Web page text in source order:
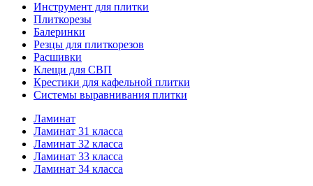
Инструмент для плитки
Плиткорезы
Балеринки
Резцы для плиткорезов
Расшивки
Клещи для СВП
Крестики для кафельной плитки
Системы выравнивания плитки
Ламинат
Ламинат 31 класса
Ламинат 32 класса
Ламинат 33 класса
Ламинат 34 класса